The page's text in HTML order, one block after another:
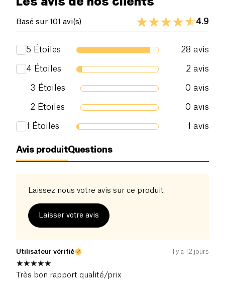
Les lentilles sont un incontournable dans vos
réserves de cuisine car elles s’ajouteront facilement
dans vos salades, vos soupes ou vos ragouts de
Basé sur 101 avi(s) 4.9
5 Étoiles 28 avis
4 Étoiles 2 avis
3 Étoiles 0 avis
2 Étoiles 0 avis
1 Étoiles 1 avis
Avis produitQuestions
Laissez nous votre avis sur ce produit.
Laisser votre avis
Utilisateur vérifié il y a 12 jours
Très bon rapport qualité/prix